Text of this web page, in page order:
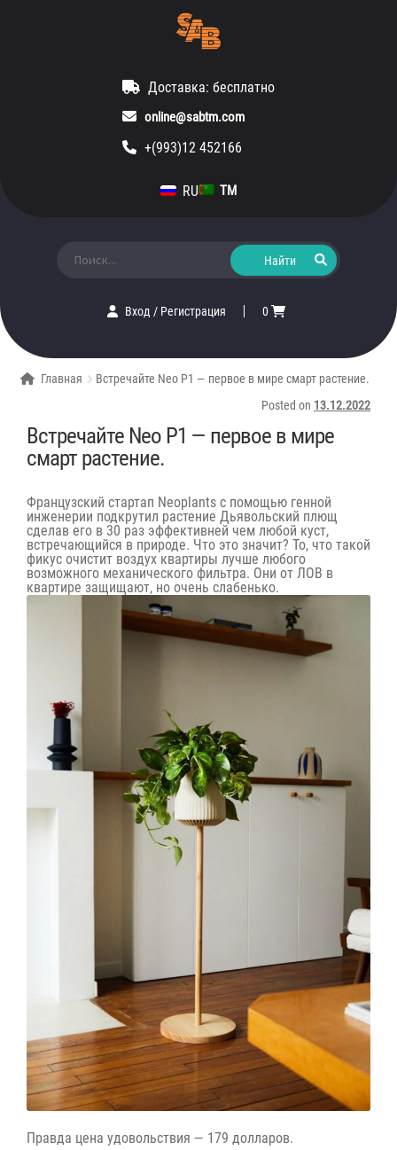
Доставка: бесплатно
online@sabtm.com
+(993)12 452166
RU TM
Вход/ Регистрация 0
Главная
Встречайте Neo P1 — первое в мире смарт растение.
Posted on 13.12.2022
Встречайте Neo P1 — первое в мире
смарт растение.
Французский стартап Neoplants с помощью генной
инженерии подкрутил растение Дьявольский плющ
сделав его в 30 раз эффективней чем любой куст,
встречающийся в природе. Что это значит? То, что такой
фикус очистит воздух квартиры лучше любого
возможного механического фильтра. Они от ЛОВ в
квартире защищают, но очень слабенько.
Правда цена удовольствия — 179 долларов.